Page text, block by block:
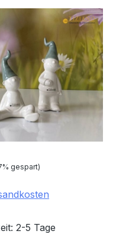
gespart)
2-5 Tage